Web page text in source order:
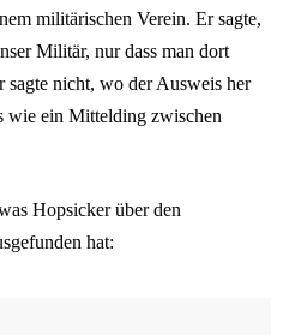
militärischen Verein. Er sagte,
Militär, nur dass man dort
nicht, wo der Ausweis her
wie ein Mittelding zwischen
Hopsicker über den
hat: